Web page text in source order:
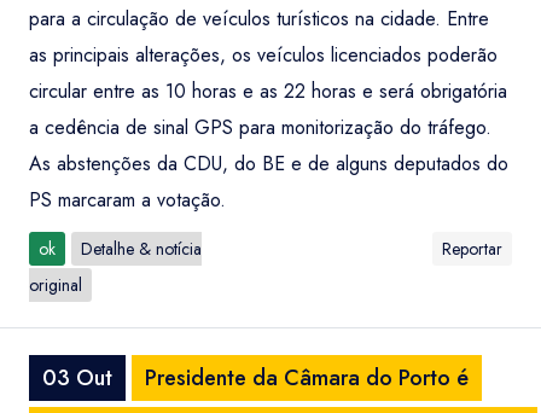
para a circulação de veículos turísticos na cidade. Entre
as principais alterações, os veículos licenciados poderão
circular entre as 10 horas e as 22 horas e será obrigatória
a cedência de sinal GPS para monitorização do tráfego.
As abstenções da CDU, do BE e de alguns deputados do
PS marcaram a votação.
ok
Detalhe & notícia
original
Reportar
03 Out
Presidente da Câmara do Porto é